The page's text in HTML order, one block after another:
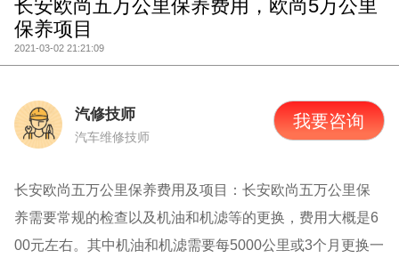
长安欧尚五万公里保养费用，欧尚5万公里
保养项目
2021-03-02 21:21:09
汽修技师
汽车维修技师
我要咨询
长安欧尚五万公里保养费用及项目：长安欧尚五万公里保
养需要常规的检查以及机油和机滤等的更换，费用大概是6
00元左右。其中机油和机滤需要每5000公里或3个月更换一